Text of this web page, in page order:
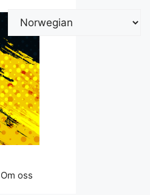
Om oss